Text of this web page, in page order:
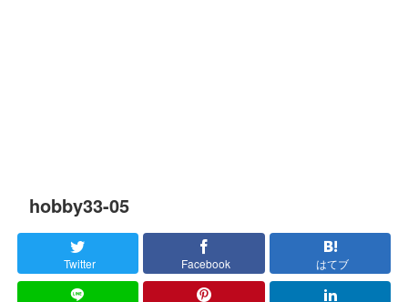
hobby33-05
Twitter Facebook はてブ